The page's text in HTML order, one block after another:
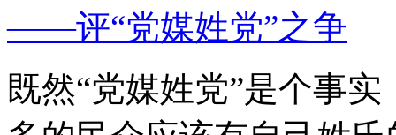
——评“党媒姓党”之争
既然“党媒姓党”是个事